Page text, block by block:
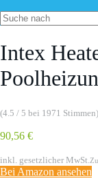
Intex
(4.5 / 5 bei 1971 Stimmen)
90,56 €
inkl. gesetzlicher MwSt.
Bei Amazon ansehen